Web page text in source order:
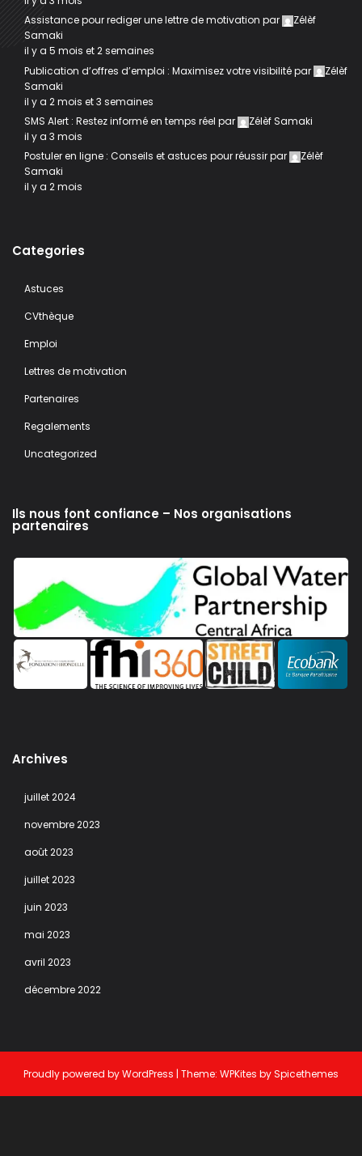
Assistance pour rediger une lettre de motivation par
Zélèf
Samaki
il y a 5 mois et 2 semaines
Publication d’offres d’emploi : Maximisez votre visibilitépar
Zélèf
Samaki
il y a 2 mois et 3 semaines
SMS Alert : Restez informé en temps réel par
Zélèf Samaki
il y a 3 mois
Postuler en ligne : Conseils et astuces pour réussirpar
Zélèf
Samaki
il y a 2 mois
Categories
Astuces
CVthèque
Emploi
Lettres de motivation
Partenaires
Regalements
Uncategorized
Ils nous font confiance – Nos organisations
partenaires
Archives
juillet 2024
novembre 2023
août 2023
juillet 2023
juin 2023
mai 2023
avril 2023
décembre 2022
Proudly powered byWordPress | Theme: WPKites bySpicethemes